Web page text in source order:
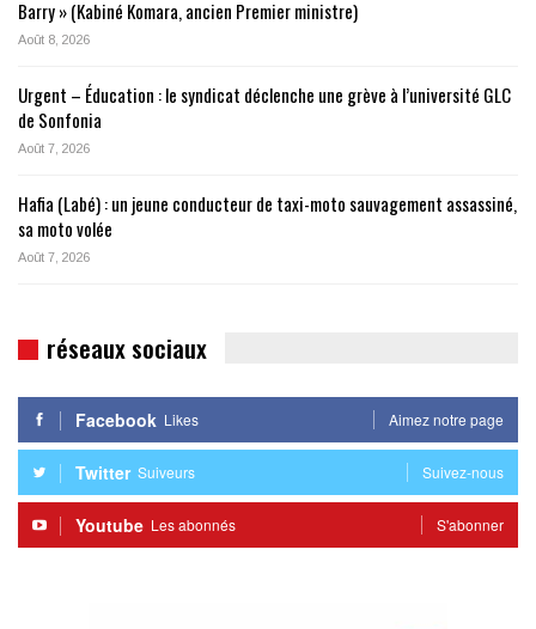
Barry » (Kabiné Komara, ancien Premier ministre)
Août 8, 2026
Urgent – Éducation : le syndicat déclenche une grève à l’université GLC
de Sonfonia
Août 7, 2026
Hafia (Labé) : un jeune conducteur de taxi-moto sauvagement assassiné,
sa moto volée
Août 7, 2026
réseaux sociaux
Facebook Likes Aimez notre page
Twitter Suiveurs Suivez-nous
Youtube Les abonnés S'abonner